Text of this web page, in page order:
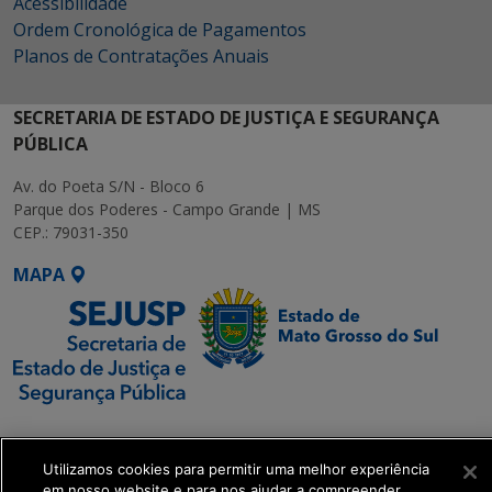
Ordem Cronológica de Pagamentos
Planos de Contratações Anuais
SECRETARIA DE ESTADO DE JUSTIÇA E SEGURANÇA
PÚBLICA
Av. do Poeta S/N - Bloco 6
Parque dos Poderes - Campo Grande | MS
CEP.: 79031-350
MAPA
SETDIG | Secretaria-
Executiva de
Transformação Digital
Utilizamos cookies para permitir uma melhor experiência